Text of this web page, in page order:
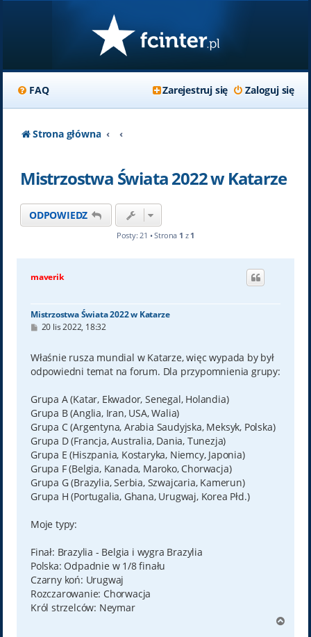
FAQ Zaloguj się
Zarejestruj się
Strona główna
Mistrzostwa Świata 2022 w Katarze
ODPOWIEDZ
Posty: 21 • Strona 1 z 1
maverik
Mistrzostwa Świata 2022 w Katarze
P
t
20 lis 2022, 18:32
Właśnie rusza mundial w Katarze, więc wypada by był
odpowiedni temat na forum. Dla przypomnienia grupy:
Grupa A (Katar, Ekwador, Senegal, Holandia)
Grupa B (Anglia, Iran, USA, Walia)
Grupa C (Argentyna, Arabia Saudyjska, Meksyk, Polska)
Grupa D (Francja, Australia, Dania, Tunezja)
Grupa E (Hiszpania, Kostaryka, Niemcy, Japonia)
Grupa F (Belgia, Kanada, Maroko, Chorwacja)
Grupa G (Brazylia, Serbia, Szwajcaria, Kamerun)
Grupa H (Portugalia, Ghana, Urugwaj, Korea Płd.)
Moje typy:
Finał: Brazylia - Belgia i wygra Brazylia
Polska: Odpadnie w 1/8 finału
Czarny koń: Urugwaj
Rozczarowanie: Chorwacja
Król strzelców: Neymar